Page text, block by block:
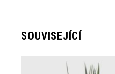
SOUVISEJÍCÍ